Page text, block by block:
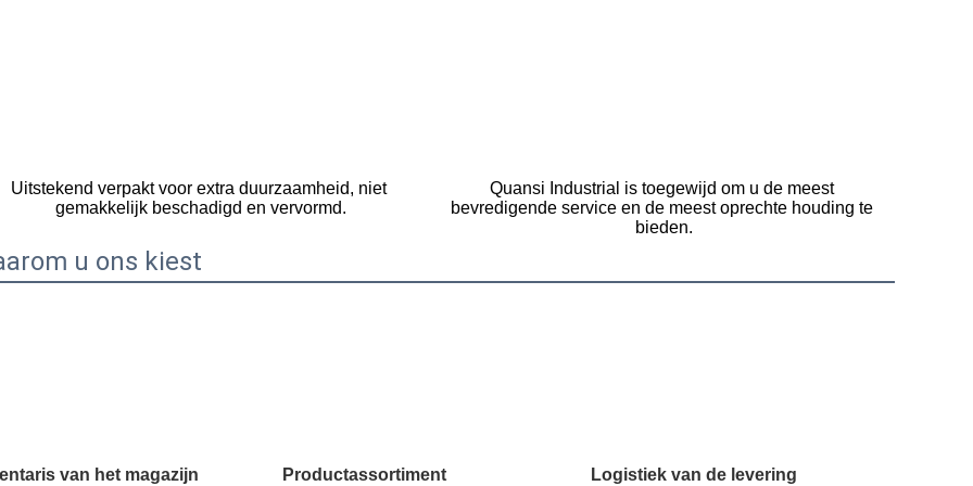
Uitstekend verpakt voor extra duurzaamheid, niet
gemakkelijk beschadigd en vervormd.
Quansi Industrial is toegewijd om u de meest
bevredigende service en de meest oprechte houding te
bieden.
u ons kiest
van het magazijn Productassortiment Logistiek van de levering